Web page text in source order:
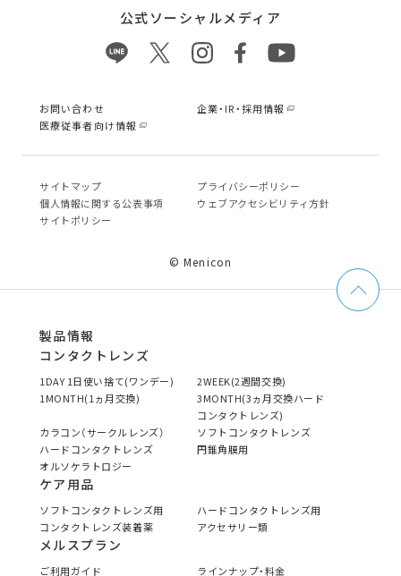
公式ソーシャルメディア
お問い合わせ
企業・IR・採用情報
医療従事者向け情報
サイトマップ
プライバシーポリシー
個⼈情報に関する公表事項
ウェブアクセシビリティ方針
サイトポリシー
© Menicon
製品情報
コンタクトレンズ
1DAY 1日使い捨て(ワンデー)
2WEEK(2週間交換)
1MONTH(1ヵ月交換)
3MONTH(3ヵ月交換ハード
コンタクトレンズ)
カラコン（サークルレンズ）
ソフトコンタクトレンズ
ハードコンタクトレンズ
円錐角膜用
オルソケラトロジー
ケア用品
ソフトコンタクトレンズ用
ハードコンタクトレンズ用
コンタクトレンズ装着薬
アクセサリー類
メルスプラン
ご利用ガイド
ラインナップ・料金